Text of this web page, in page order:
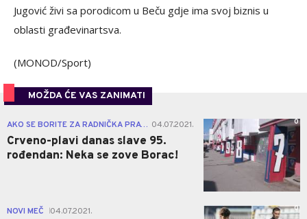
Jugović živi sa porodicom u Beču gdje ima svoj biznis u
oblasti građevinartsva.
(MONOD/Sport)
MOŽDA ĆE VAS ZANIMATI
AKO SE BORITE ZA RADNIČKA PRAVA... 04.07.2021.
Crveno-plavi danas slave 95.
rođendan: Neka se zove Borac!
0
NOVI MEČ 04.07.2021. 0